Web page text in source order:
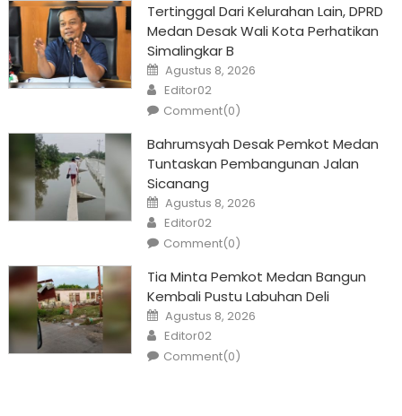
Tertinggal Dari Kelurahan Lain, DPRD
Medan Desak Wali Kota Perhatikan
Simalingkar B
Posted
on
Agustus 8, 2026
Author
Editor02
Comment(0)
Bahrumsyah Desak Pemkot Medan
Tuntaskan Pembangunan Jalan
Sicanang
Posted
on
Agustus 8, 2026
Author
Editor02
Comment(0)
Tia Minta Pemkot Medan Bangun
Kembali Pustu Labuhan Deli
Posted
on
Agustus 8, 2026
Author
Editor02
Comment(0)